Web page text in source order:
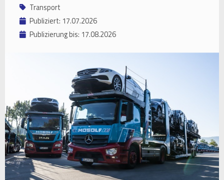
Transport
Publiziert: 17.07.2026
Publizierung bis: 17.08.2026